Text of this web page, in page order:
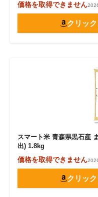
価格を取得できません
クリッ
スマート米 青森県黒石産
出) 1.8kg
価格を取得できません
クリッ